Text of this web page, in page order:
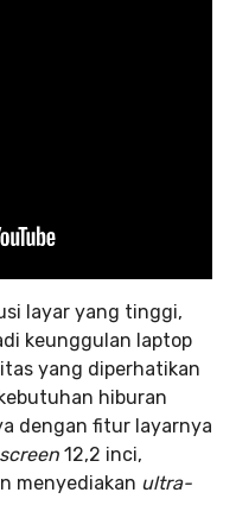
layar yang tinggi,
keunggulan laptop
yang diperhatikan
hiburan
dengan fitur layarnya
12,2 inci,
menyediakan ultra-